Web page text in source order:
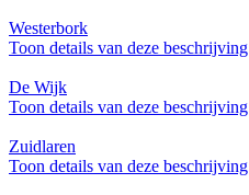
Westerbork
Toon details van deze beschrijving
De Wijk
Toon details van deze beschrijving
Zuidlaren
Toon details van deze beschrijving